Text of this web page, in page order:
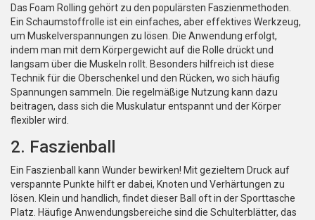
Das Foam Rolling gehört zu den populärsten Faszienmethoden.
Ein Schaumstoffrolle ist ein einfaches, aber effektives Werkzeug,
um Muskelverspannungen zu lösen. Die Anwendung erfolgt,
indem man mit dem Körpergewicht auf die Rolle drückt und
langsam über die Muskeln rollt. Besonders hilfreich ist diese
Technik für die Oberschenkel und den Rücken, wo sich häufig
Spannungen sammeln. Die regelmäßige Nutzung kann dazu
beitragen, dass sich die Muskulatur entspannt und der Körper
flexibler wird.
2. Faszienball
Ein Faszienball kann Wunder bewirken! Mit gezieltem Druck auf
verspannte Punkte hilft er dabei, Knoten und Verhärtungen zu
lösen. Klein und handlich, findet dieser Ball oft in der Sporttasche
Platz. Häufige Anwendungsbereiche sind die Schulterblätter, das